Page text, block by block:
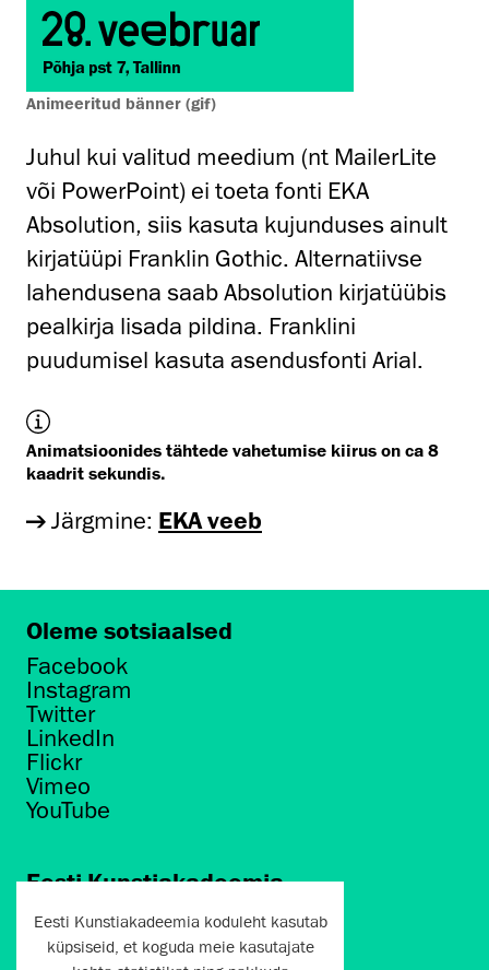
Animeeritud bänner (gif)
Juhul kui valitud meedium (nt MailerLite
või PowerPoint) ei toeta fonti EKA
Absolution, siis kasuta kujunduses ainult
kirjatüüpi Franklin Gothic. Alternatiivse
lahendusena saab Absolution kirjatüübis
pealkirja lisada pildina. Franklini
puudumisel kasuta asendusfonti Arial.
Animatsioonides tähtede vahetumise kiirus on ca 8
kaadrit sekundis.
Järgmine: EKA veeb
Oleme sotsiaalsed
Facebook
Instagram
Twitter
LinkedIn
Flickr
Vimeo
YouTube
Eesti Kunstiakadeemia
Põhja puiestee 7
Tallinn 10412
Eesti Kunstiakadeemia koduleht kasutab
küpsiseid, et koguda meie kasutajate